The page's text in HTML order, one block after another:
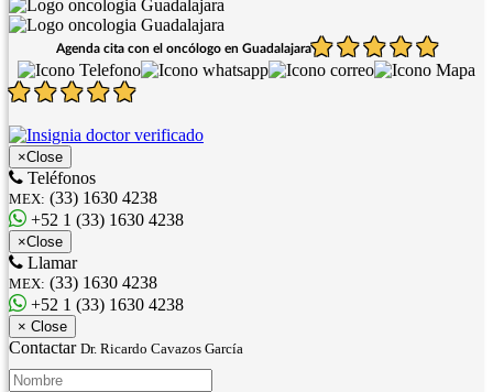
Agenda cita con el oncólogo en Guadalajara
×Close
Teléfonos
MEX: (33) 1630 4238
+52 1 (33) 1630 4238
×Close
Llamar
MEX: (33) 1630 4238
+52 1 (33) 1630 4238
× Close
Contactar Dr. Ricardo Cavazos García
Nombre:
Correo: